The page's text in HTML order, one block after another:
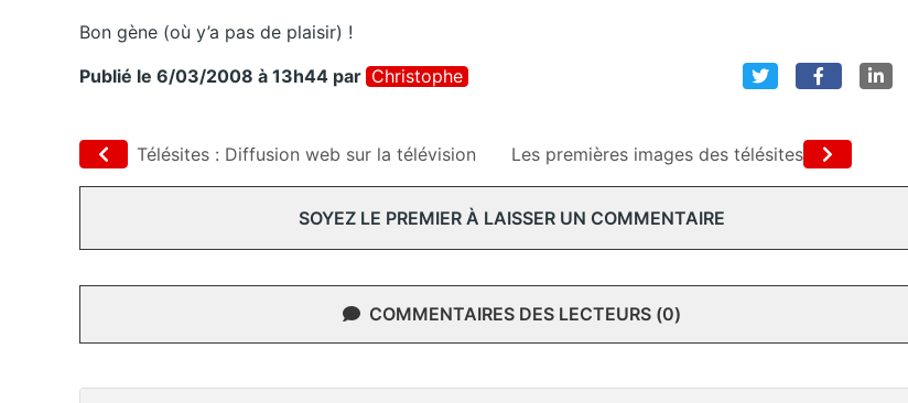
Bon gène (où y’a pas de plaisir) !
Publié le 6/03/2008 à 13h44 par Christophe
Télésites : Diffusion web sur la télévision Les premières images des télésites
SOYEZ LE PREMIER À LAISSER UN COMMENTAIRE
COMMENTAIRES DES LECTEURS (0)